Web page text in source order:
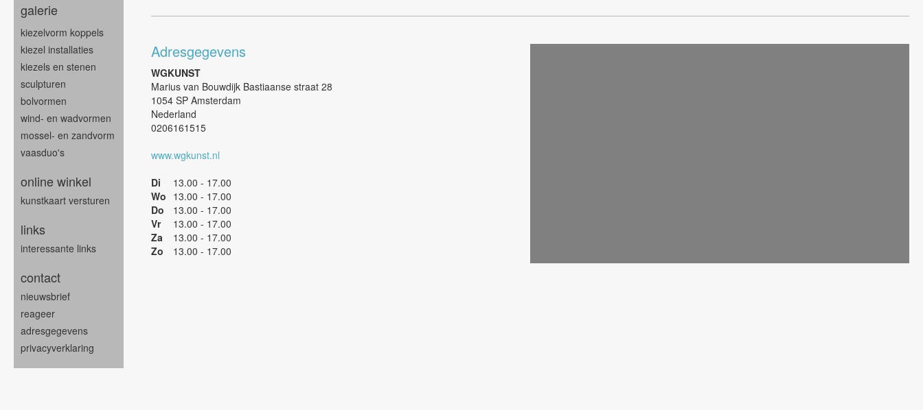
Adresgegevens
WGKUNST
Marius van Bouwdijk Bastiaanse straat 28
1054 SP Amsterdam
Nederland
0206161515
www.wgkunst.nl
Di
13.00 - 17.00
Wo 13.00 - 17.00
Do
13.00 - 17.00
Vr
13.00 - 17.00
Za
13.00 - 17.00
Zo
13.00 - 17.00
galerie
kiezelvorm koppels
kiezel installaties
kiezels en stenen
sculpturen
bolvormen
wind- en wadvormen
mossel- en zandvorm
vaasduo's
online winkel
kunstkaart versturen
links
interessante links
contact
nieuwsbrief
reageer
adresgegevens
privacyverklaring